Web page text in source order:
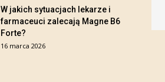
W jakich sytuacjach lekarze i
farmaceuci zalecają Magne B6
Forte?
16 marca 2026